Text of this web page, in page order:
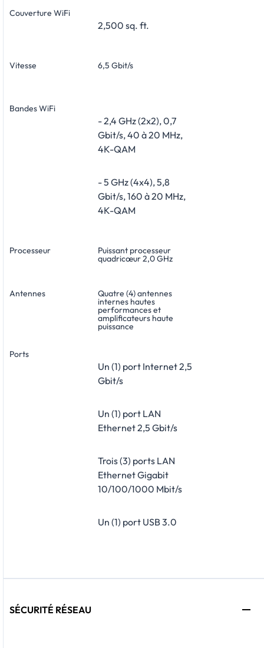
Couverture WiFi
2,500 sq. ft.
Vitesse 6,5 Gbit/s
Bandes WiFi
- 2,4 GHz (2x2), 0,7
Gbit/s, 40 à 20 MHz,
4K-QAM
- 5 GHz (4x4), 5,8
Gbit/s, 160 à 20 MHz,
4K-QAM
Processeur Puissant processeur
quadricœur 2,0 GHz
Antennes Quatre (4) antennes
internes hautes
performances et
amplificateurs haute
puissance
Ports
Un (1) port Internet 2,5
Gbit/s
Un (1) port LAN
Ethernet 2,5 Gbit/s
Trois (3) ports LAN
Ethernet Gigabit
10/100/1000 Mbit/s
Un (1) port USB 3.0
SÉCURITÉ RÉSEAU